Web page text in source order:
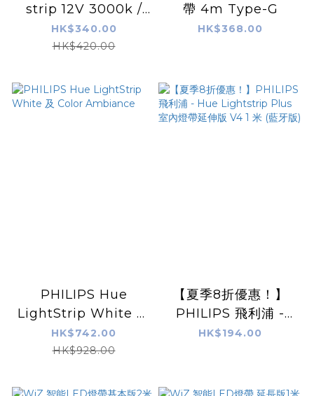
strip 12V 3000k /
4000k 72w
HK$340.00
HK$420.00
帶 4m Type-G
HK$368.00
PHILIPS Hue
LightStrip White 及
Color Ambiance
HK$742.00
HK$928.00
【夏季8折優惠！】
PHILIPS 飛利浦 -
Hue Lightstrip
HK$194.00